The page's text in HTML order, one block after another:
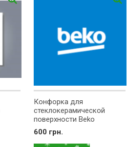
Конфорка для
стеклокерамической
поверхности Beko
D=140mm 1200W
162926006
600 грн.